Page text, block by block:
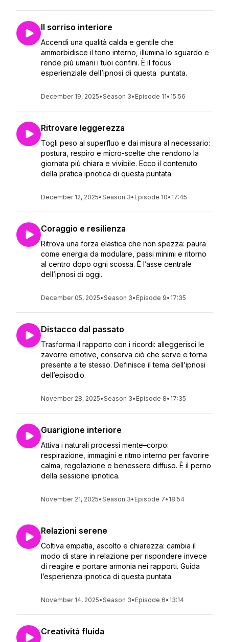
Il sorriso interiore
Accendi una qualità calda e gentile che
ammorbidisce il tono interno, illumina lo sguardo e
rende più umani i tuoi confini. È il focus
esperienziale dell’ipnosi di questa puntata.
December 19, 2025•Season 3• Episode 11• 15:56
Ritrovare leggerezza
Togli peso al superfluo e dai misura al necessario:
postura, respiro e micro-scelte che rendono la
giornata più chiara e vivibile. Ecco il contenuto
della pratica ipnotica di questa puntata.
December 12, 2025•Season 3• Episode 10• 17:45
Coraggio e resilienza
Ritrova una forza elastica che non spezza: paura
come energia da modulare, passi minimi e ritorno
al centro dopo ogni scossa. È l’asse centrale
dell’ipnosi di oggi.
December 05, 2025•Season 3• Episode 9• 17:35
Distacco dal passato
Trasforma il rapporto con i ricordi: alleggerisci le
zavorre emotive, conserva ciò che serve e torna
presente a te stesso. Definisce il tema dell’ipnosi
dell’episodio.
November 28, 2025•Season 3• Episode 8• 17:35
Guarigione interiore
Attiva i naturali processi mente–corpo:
respirazione, immagini e ritmo interno per favorire
calma, regolazione e benessere diffuso. È il perno
della sessione ipnotica.
November 21, 2025•Season 3• Episode 7• 18:54
Relazioni serene
Coltiva empatia, ascolto e chiarezza: cambia il
modo di stare in relazione per rispondere invece
di reagire e portare armonia nei rapporti. Guida
l’esperienza ipnotica di questa puntata.
November 14, 2025•Season 3• Episode 6• 13:14
Creatività fluida